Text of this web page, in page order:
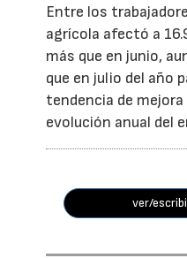
Entre los
agrícola afectó a
más que en junio,
que en julio del año
tendencia de mejora
evolución anual del
ver/